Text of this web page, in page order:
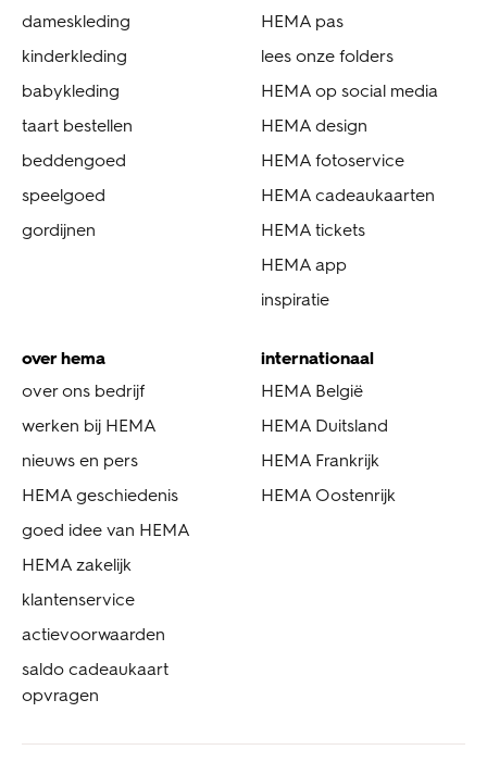
dameskleding
kinderkleding
babykleding
taart bestellen
beddengoed
speelgoed
gordijnen
HEMA pas
lees onze folders
HEMA op social media
HEMA design
HEMA fotoservice
HEMA cadeaukaarten
HEMA tickets
HEMA app
inspiratie
over hema
over ons bedrijf
werken bij HEMA
nieuws en pers
HEMA geschiedenis
goed idee van HEMA
HEMA zakelijk
klantenservice
actievoorwaarden
saldo cadeaukaart
opvragen
internationaal
HEMA België
HEMA Duitsland
HEMA Frankrijk
HEMA Oostenrijk